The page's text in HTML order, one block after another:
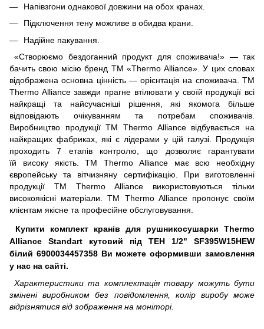
Напівзгони однакової довжини на обох кранах.
Підключення тену можливе в обидва крани.
Надійне пакування.
«Створюємо бездоганний продукт для споживача!» — так
бачить свою місію бренд ТМ «Thermo Alliance». У цих словах
відображена основна цінність — орієнтація на споживача. ТМ
Thermo Alliance завжди прагне втілювати у своїй продукції всі
найкращі та найсучасніші рішення, які якомога більше
відповідають очікуванням та потребам споживачів.
Виробництво продукції ТМ Thermo Alliance відбувається на
найкращих фабриках, які є лідерами у цій галузі. Продукція
проходить 7 етапів контролю, що дозволяє гарантувати
їй високу якість. ТМ Thermo Alliance має всю необхідну
європейську та вітчизняну сертифікацію. При виготовленні
продукції ТМ Thermo Alliance використовуються тільки
високоякісні матеріали. ТМ Thermo Alliance пропонує своїм
клієнтам якісне та професійне обслуговування.
Купити комплект кранів для рушникосушарки Thermo
Alliance Standart кутовий під ТЕН 1/2" SF395W15HEW
білий 6900034457358 Ви можете оформивши замовлення
у нас на сайті.
Характеристики та комплектація товару можуть бути
змінені виробником без повідомлення, колір виробу може
відрізнятися від зображення на моніторі.